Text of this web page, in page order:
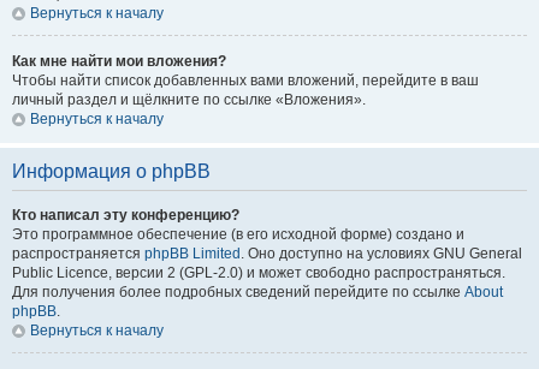
Вернуться к началу
Как мне найти мои вложения?
Чтобы найти список добавленных вами вложений, перейдите в ваш
личный раздел и щёлкните по ссылке «Вложения».
Вернуться к началу
Информация о phpBB
Кто написал эту конференцию?
Это программное обеспечение (в его исходной форме) создано и
распространяется phpBB Limited . Оно доступно на условиях GNU General
Public Licence, версии 2 (GPL-2.0) и может свободно распространяться.
Для получения более подробных сведений перейдите по ссылке About
phpBB.
Вернуться к началу